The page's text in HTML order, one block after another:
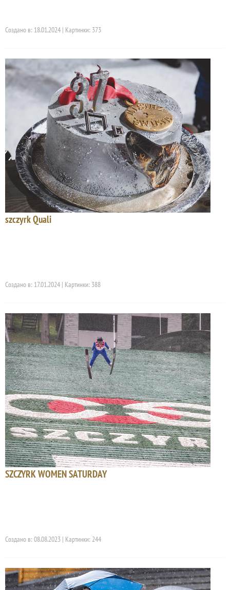
Создано в: 18.01.2024 | Картинки: 373
szczyrk Quali
Создано в: 17.01.2024 | Картинки: 388
SZCZYRK WOMEN SATURDAY
Создано в: 08.08.2023 | Картинки: 244